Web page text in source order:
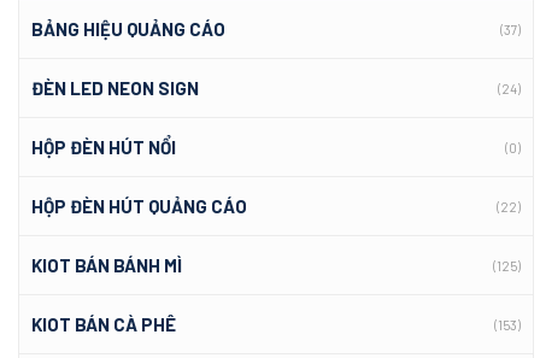
BẢNG HIỆU QUẢNG CÁO (37)
ĐÈN LED NEON SIGN (24)
HỘP ĐÈN HÚT NỔI (0)
HỘP ĐÈN HÚT QUẢNG CÁO (22)
KIOT BÁN BÁNH MÌ (125)
KIOT BÁN CÀ PHÊ (153)